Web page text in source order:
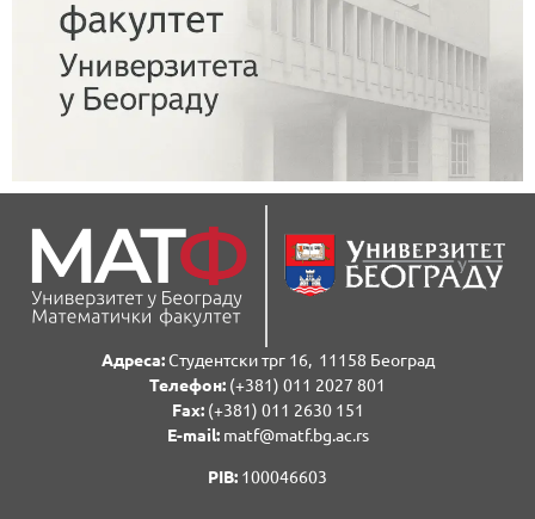
Адреса:Студентски трг 16, 11158 Београд
Телефон: (+381) 011 2027 801
Fаx:(+381) 011 2630 151
E-mail:matf@matf.bg.ac.rs
PIB: 100046603